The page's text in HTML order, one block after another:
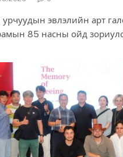
эвлэлийн арт
85 насны ойд